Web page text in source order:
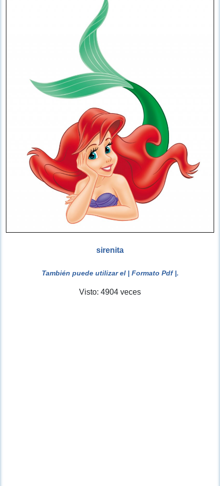
sirenita
También puede utilizar el | Formato Pdf |.
Visto: 4904 veces